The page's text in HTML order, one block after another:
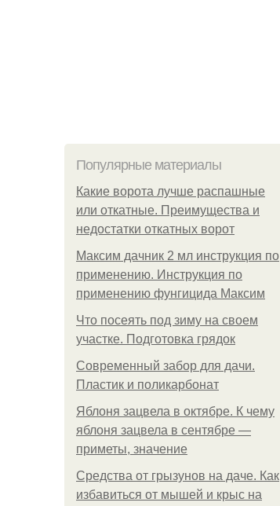
Популярные материалы
Какие ворота лучше распашные
или откатные. Преимущества и
недостатки откатных ворот
Максим дачник 2 мл инструкция по
применению. Инструкция по
применению фунгицида Максим
Что посеять под зиму на своем
участке. Подготовка грядок
Современный забор для дачи.
Пластик и поликарбонат
Яблоня зацвела в октябре. К чему
яблоня зацвела в сентябре —
приметы, значение
Средства от грызунов на даче. Как
избавиться от мышей и крыс на